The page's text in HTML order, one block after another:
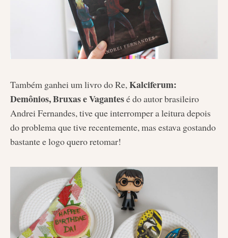
Também ganhei um livro do Re,Kalciferum:
Demônios, Bruxas e Vagantesé do autor brasileiro
Andrei Fernandes, tive que interromper a leitura depois
do problema que tive recentemente, mas estava gostando
bastante e logo quero retomar!